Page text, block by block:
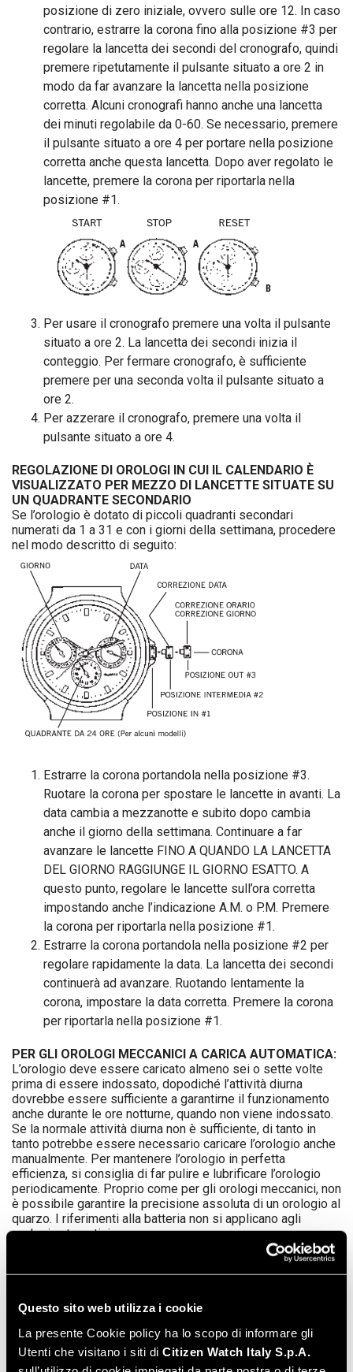
Questo sito web utilizza i cookie
La presente Cookie policy ha lo scopo di informare gli
Utenti che visitano i siti di Citizen Watch Italy S.p.A.
posizione di zero iniziale, ovvero sulle ore 12. In caso
contrario, estrarre la corona fino alla posizione #3 per
regolare la lancetta dei secondi del cronografo, quindi
premere ripetutamente il pulsante situato a ore 2 in
modo da far avanzare la lancetta nella posizione
corretta. Alcuni cronografi hanno anche una lancetta
dei minuti regolabile da 0-60. Se necessario, premere
il pulsante situato a ore 4 per portare nella posizione
corretta anche questa lancetta. Dopo aver regolato le
lancette, premere la corona per riportarla nella
posizione #1.
Per usare il cronografo premere una volta il pulsante
situato a ore 2. La lancetta dei secondi inizia il
conteggio. Per fermare cronografo, è sufficiente
premere per una seconda volta il pulsante situato a
ore 2.
Per azzerare il cronografo, premere una volta il
pulsante situato a ore 4.
REGOLAZIONE DI OROLOGI IN CUI IL CALENDARIO È
VISUALIZZATO PER MEZZO DI LANCETTE SITUATE SU
UN QUADRANTE SECONDARIO
Se l’orologio è dotato di piccoli quadranti secondari
numerati da 1 a 31 e con i giorni della settimana, procedere
nel modo descritto di seguito:
Estrarre la corona portandola nella posizione #3.
Ruotare la corona per spostare le lancette in avanti. La
data cambia a mezzanotte e subito dopo cambia
anche il giorno della settimana. Continuare a far
avanzare le lancette FINO A QUANDO LA LANCETTA
DEL GIORNO RAGGIUNGE IL GIORNO ESATTO. A
questo punto, regolare le lancette sull’ora corretta
impostando anche l’indicazione A.M. o P.M. Premere
la corona per riportarla nella posizione #1.
Estrarre la corona portandola nella posizione #2 per
regolare rapidamente la data. La lancetta dei secondi
continuerà ad avanzare. Ruotando lentamente la
corona, impostare la data corretta. Premere la corona
per riportarla nella posizione #1.
PER GLI OROLOGI MECCANICI A CARICA AUTOMATICA:
L’orologio deve essere caricato almeno sei o sette volte
prima di essere indossato, dopodiché l’attività diurna
dovrebbe essere sufficiente a garantirne il funzionamento
anche durante le ore notturne, quando non viene indossato.
Se la normale attività diurna non è sufficiente, di tanto in
tanto potrebbe essere necessario caricare l’orologio anche
manualmente. Per mantenere l’orologio in perfetta
efficienza, si consiglia di far pulire e lubrificare l’orologio
periodicamente. Proprio come per gli orologi meccanici, non
è possibile garantire la precisione assoluta di un orologio al
quarzo. I riferimenti alla batteria non si applicano agli
orologi automatici.
INFORMAZIONI SULLA CELLA DI ALIMENTAZIONEIl
nuovo orologio al quarzo dispone di una cella di
affidabilità per circa un anno, se usata in condizioni normali.
si fermerà. Il meccanismo non subirà alcun danno. In ogni
caso, quando la cella si esaurisce, dovrà essere rimossa